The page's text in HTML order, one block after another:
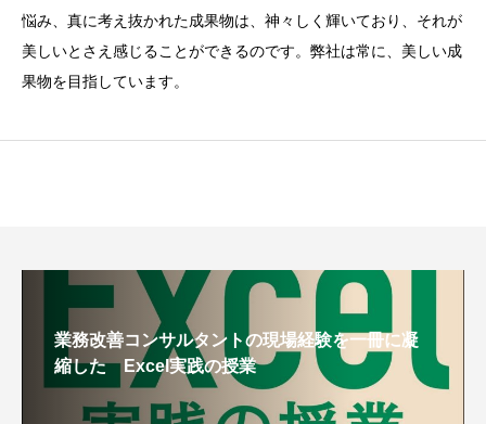
悩み、真に考え抜かれた成果物は、神々しく輝いており、それが
美しいとさえ感じることができるのです。弊社は常に、美しい成
果物を目指しています。
業務改善コンサルタントの現場経験を一冊に凝
縮した Excel実践の授業